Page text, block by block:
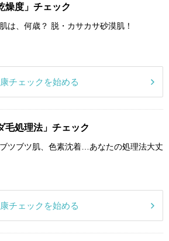
燥度」チェック
は、何歳？ 脱・カサカサ砂漠肌！
チェックを始める
毛処理法」チェック
ツブツ肌、色素沈着…あなたの処理法大丈
チェックを始める